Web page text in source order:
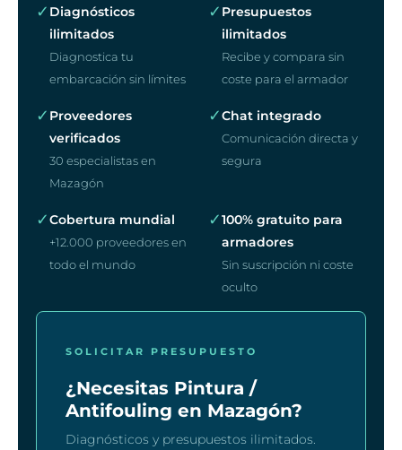
✓ Diagnósticos
ilimitados
Diagnostica tu
embarcación sin límites
✓ Presupuestos
ilimitados
Recibe y compara sin
coste para el armador
✓ Proveedores
verificados
30 especialistas en
Mazagón
✓Chat integrado
Comunicación directa y
segura
✓Cobertura mundial
+12.000 proveedores en
todo el mundo
✓100% gratuito para
armadores
Sin suscripción ni coste
oculto
SOLICITAR PRESUPUESTO
¿Necesitas Pintura /
Antifouling en Mazagón?
Diagnósticos y presupuestos ilimitados.